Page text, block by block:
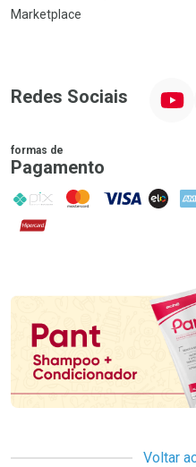
Marketplace
Redes Sociais
formas de
Pagamento
PIX MasterCard
VISA ELO
Hipercard
Promoção em
Voltar